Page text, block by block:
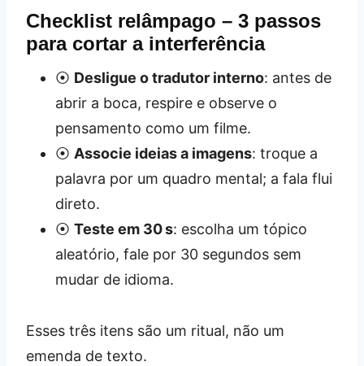
Checklist relâmpago – 3 passos
para cortar a interferência
⦿ Desligue o tradutor interno: antes de
abrir a boca, respire e observe o
pensamento como um filme.
⦿ Associe ideias a imagens: troque a
palavra por um quadro mental; a fala flui
direto.
⦿ Teste em 30 s: escolha um tópico
aleatório, fale por 30 segundos sem
mudar de idioma.
Esses três itens são um ritual, não um
emenda de texto.